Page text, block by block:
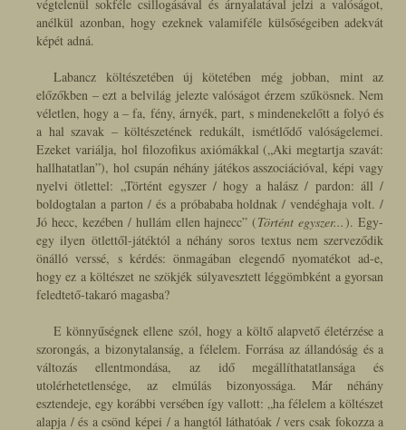
végtelenül sokféle csillogásával és árnyalatával jelzi a valóságot,
anélkül azonban, hogy ezeknek valamiféle külsőségeiben adekvát
képét adná.
Labancz költészetében új kötetében még jobban, mint az
előzőkben – ezt a belvilág jelezte valóságot érzem szűkösnek. Nem
véletlen, hogy a – fa, fény, árnyék, part, s mindenekelőtt a folyó és
a hal szavak – költészetének redukált, ismétlődő valóságelemei.
Ezeket variálja, hol filozofikus axiómákkal („Aki megtartja szavát:
hallhatatlan”), hol csupán néhány játékos asszociációval, képi vagy
nyelvi ötlettel: „Történt egyszer / hogy a halász / pardon: áll /
boldogtalan a parton / és a próbababa holdnak / vendéghaja volt. /
Jó hecc, kezében / hullám ellen hajnecc” (Történt egyszer...). Egy-
egy ilyen ötlettől-játéktól a néhány soros textus nem szerveződik
önálló verssé, s kérdés: önmagában elegendő nyomatékot ad-e,
hogy ez a költészet ne szökjék súlyavesztett léggömbként a gyorsan
feledtető-takaró magasba?
E könnyűségnek ellene szól, hogy a költő alapvető életérzése a
szorongás, a bizonytalanság, a félelem. Forrása az állandóság és a
változás ellentmondása, az idő megállíthatatlansága és
utolérhetetlensége, az elmúlás bizonyossága. Már néhány
esztendeje, egy korábbi versében így vallott:„ha félelem a költészet
alapja / és a csönd képei / a hangtól láthatóak / vers csak fokozza a